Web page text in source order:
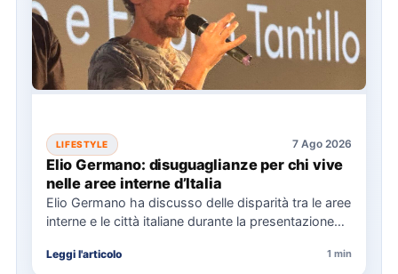
LIFESTYLE 7 Ago 2026
Elio Germano: disuguaglianze per chi vive
nelle aree interne d’Italia
Elio Germano ha discusso delle disparità tra le aree
interne e le città italiane durante la presentazione
Leggi l'articolo 1 min